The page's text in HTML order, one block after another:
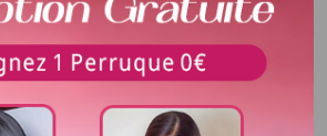
200% haute densité personnalisé
Plus D'un An avec bons soins
noir